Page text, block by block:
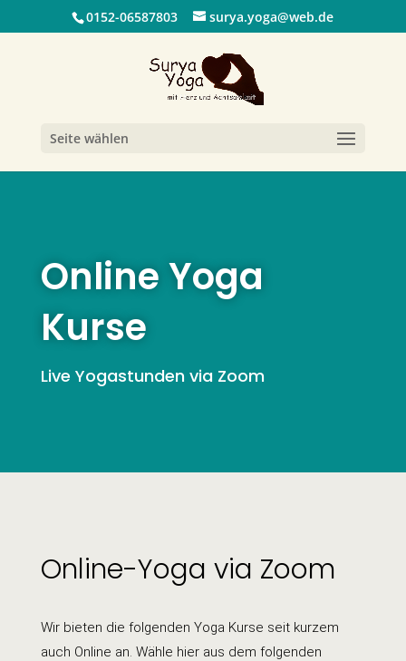
0152-06587803 surya.yoga@web.de
Seite wählen
Online Yoga
Kurse
Live Yogastunden via Zoom
Online-Yoga via Zoom
Wir bieten die folgenden Yoga Kurse seit kurzem
auch Online an. Wähle hier aus dem folgenden